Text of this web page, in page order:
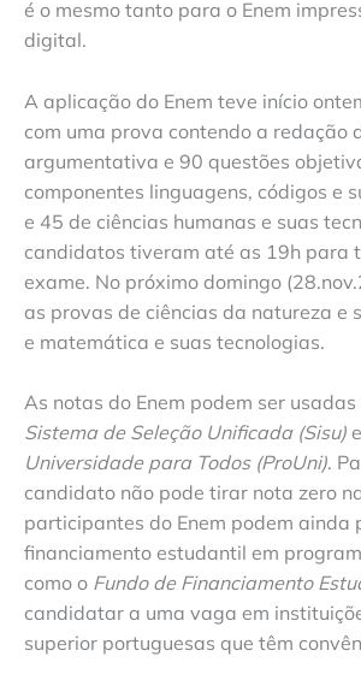
é o mesmo tanto para o Enem
digital.
A aplicação do Enem teve início
com uma prova contendo a redação
argumentativa e 90 questões
componentes linguagens, códigos e
e 45 de ciências humanas e suas
candidatos tiveram até as 19h para
exame. No próximo domingo
as provas de ciências da natureza e
e matemática e suas tecnologias.
As notas do Enem podem ser
Sistema de Seleção Unificada (Sisu)
Universidade para Todos (ProUni).
candidato não pode tirar nota zero
participantes do Enem podem ainda
financiamento estudantil em
como o Fundo de Financiamento
candidatar a uma vaga em
superior portuguesas que têm